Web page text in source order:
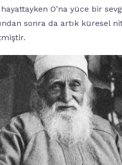
O’na yüce bir
sonra da artık küresel